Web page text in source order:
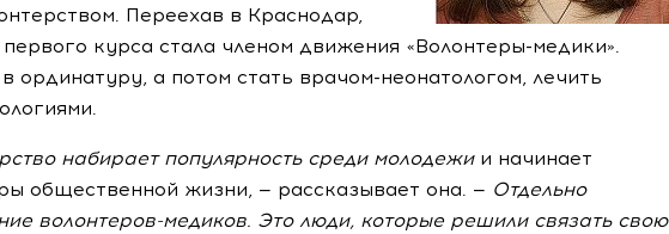
Переехав в Краснодар,
курса стала членом движения «Волонтеры-медики».
ординатуру, а потом стать врачом-неонатологом, лечить
набирает популярность среди молодежии начинает
общественной жизни, — рассказывает она. — Отдельно
волонтеров-медиков. Это люди, которые решили связать свою